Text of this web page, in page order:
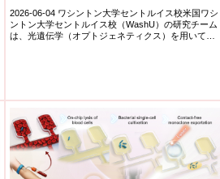
effects on brain）
2026-06-04 ワシントン大学セントルイス校米国ワシ
ントン大学セントルイス校（WashU）の研究チーム
は、光遺伝学（オプトジェネティクス）を用いて不